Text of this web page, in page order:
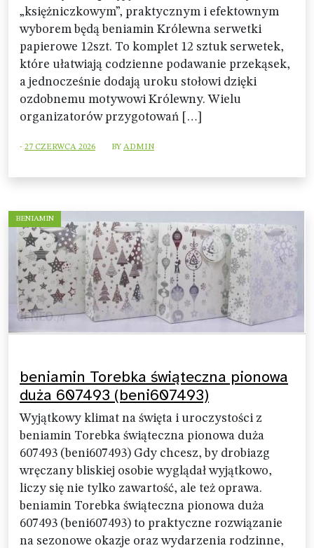
„księżniczkowym”, praktycznym i efektownym
wyborem będą beniamin Królewna serwetki
papierowe 12szt. To komplet 12 sztuk serwetek,
które ułatwiają codzienne podawanie przekąsek,
a jednocześnie dodają uroku stołowi dzięki
ozdobnemu motywowi Królewny. Wielu
organizatorów przygotowań […]
- 27 CZERWCA 2026 BY ADMIN
BENIAMIN
beniamin Torebka świąteczna pionowa
duża 607493 (beni607493)
Wyjątkowy klimat na święta i uroczystości z
beniamin Torebka świąteczna pionowa duża
607493 (beni607493) Gdy chcesz, by drobiazg
wręczany bliskiej osobie wyglądał wyjątkowo,
liczy się nie tylko zawartość, ale też oprawa.
beniamin Torebka świąteczna pionowa duża
607493 (beni607493) to praktyczne rozwiązanie
na sezonowe okazje oraz wydarzenia rodzinne,